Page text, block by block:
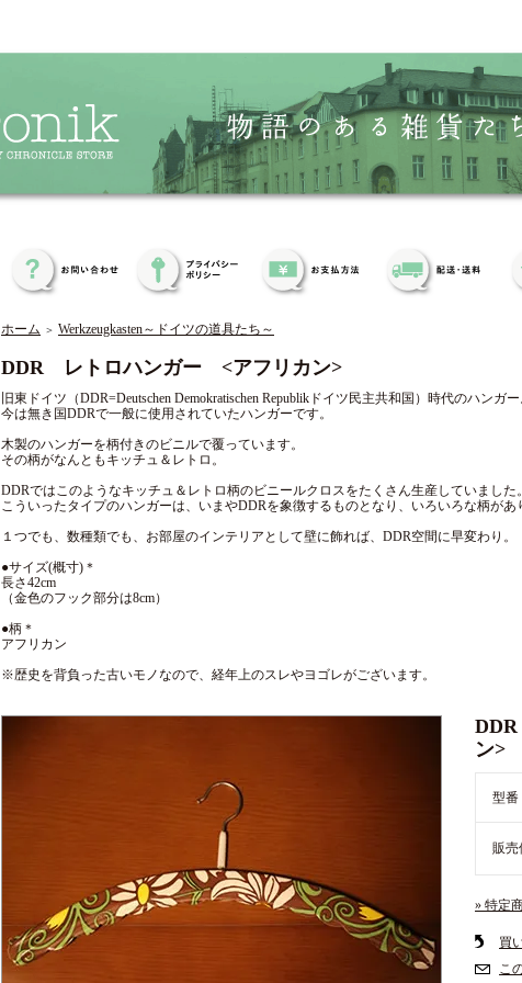
ホーム ＞ Werkzeugkasten～ドイツの道具たち～
DDR レトロハンガー <アフリカン>
旧東ドイツ（DDR=Deutschen Demokratischen Republikドイツ民主共和国）時代のハンガ
今は無き国DDRで一般に使用されていたハンガーです。
木製のハンガーを柄付きのビニルで覆っています。
その柄がなんともキッチュ＆レトロ。
DDRではこのようなキッチュ＆レトロ柄のビニールクロスをたくさん生産していました
こういったタイプのハンガーは、いまやDDRを象徴するものとなり、いろいろな柄があ
１つでも、数種類でも、お部屋のインテリアとして壁に飾れば、DDR空間に早変わり。
●サイズ(概寸)＊
長さ42cm
（金色のフック部分は8cm）
●柄＊
アフリカン
※歴史を背負った古いモノなので、経年上のスレやヨゴレがございます。
ン>
型番
販売
» 特定
買
こ